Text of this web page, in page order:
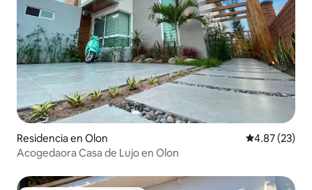
Residencia en Olon Calificación
4.87 (23)
Acogedaora Casa de Lujo en Olon